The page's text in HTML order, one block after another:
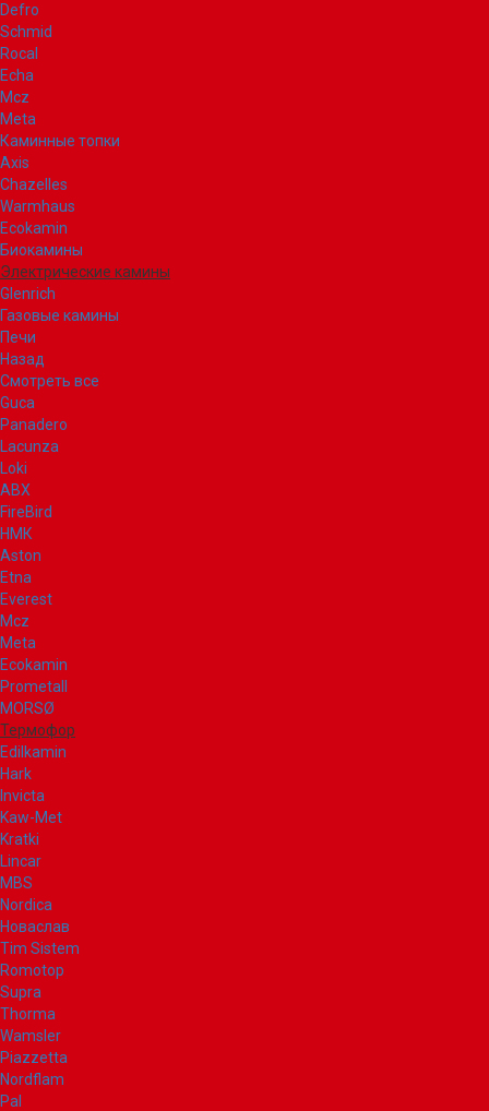
Defro
Schmid
Rocal
Echa
Mcz
Meta
Каминные топки
Axis
Chazelles
Warmhaus
Ecokamin
Биокамины
Электрические камины
Glenrich
Газовые камины
Печи
Назад
Смотреть все
Guca
Panadero
Lacunza
Loki
ABX
FireBird
НМК
Aston
Etna
Everest
Mcz
Meta
Ecokamin
Prometall
MORSØ
Термофор
Edilkamin
Hark
Invicta
Kaw-Met
Kratki
Lincar
MBS
Nordica
Новаслав
Tim Sistem
Romotop
Supra
Thorma
Wamsler
Piazzetta
Nordflam
Pal